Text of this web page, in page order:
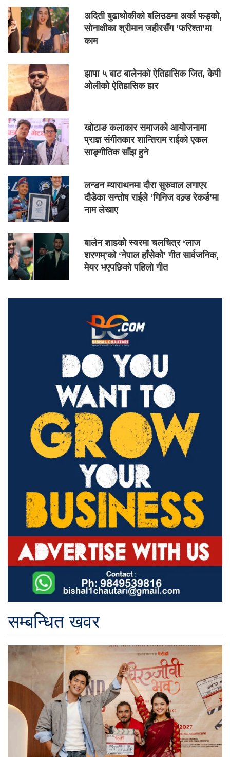
अदिती बुढाथोकीको बलिउडमा अर्को फड्को,
सोनाक्षीका श्रीमान जहीरसँग ‘फरिश्ता’मा
काम
झापा ५ बाट बालेनको ऐतिहासिक जित, केपी
ओलीको ऐतिहासिक हार
खोटाङ कलाकार समाजको आयोजनामा
प्राज्ञ संगीतकार शान्तिराम राईको एकल
साङ्गीतिक साँझ हुने
लन्डन म्याराथनमा दौरा सुरुवाल लगाएर
दौडेका सन्तोष राईले ‘गिनिज वल्र्ड रेकर्ड’मा
नाम लेखाए
बालेन शाहको स्वरमा चलचित्र ‘लाज
शरणम्’को ‘नेपाल हाँसेको’ गीत सार्वजनिक,
मेयर भएपछिको पहिलो गीत
सम्बन्धित खवर